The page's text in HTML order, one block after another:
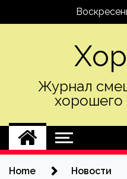
Журнал
хорошего
Home
Новости